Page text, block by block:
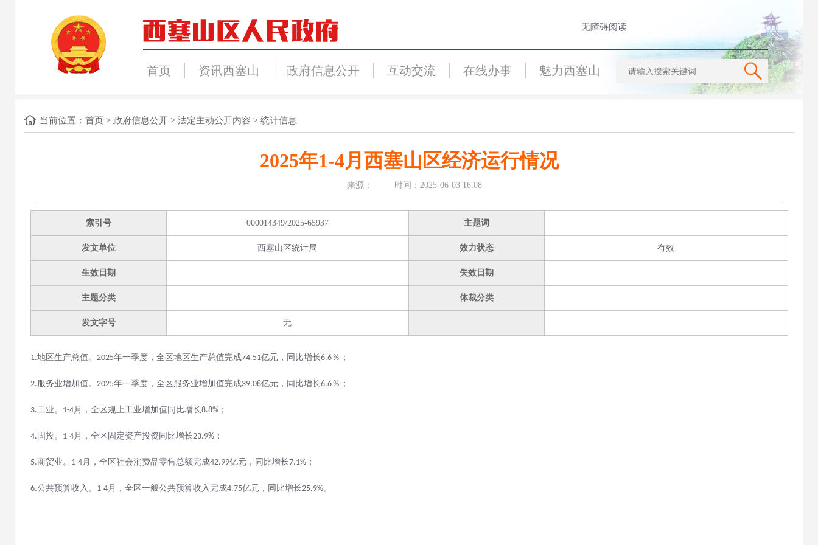
无障碍阅读
首页 资讯西塞山 政府信息公开 互动交流 在线办事 魅力西塞山
当前位置： 首页> 政府信息公开> 法定主动公开内容 > 统计信息
2025年1-4月西塞山区经济运行情况
来源： 时间：2025-06-03 16:08
索引号 000014349/2025-65937 主题词
发文单位 西塞山区统计局 效力状态 有效
生效日期 失效日期
主题分类 体裁分类
发文字号 无
1.地区生产总值。 2025年一季度，全区地区生产总值完成74.51亿元，同比增长6.6％；
2.服务业增加值。 2025年一季度，全区服务业增加值完成39.08亿元，同比增长6.6％；
3.工业。 1-4月，全区规上工业增加值同比增长8.8%；
4. 固投。 1-4月，全区固定资产投资同比增长23.9%；
5.商贸业。 1-4月，全区社会消费品零售总额完成42.99亿元，同比增长7.1%；
6.公共预算收入。 1-4月，全区一般公共预算收入完成4.75亿元，同比增长25.9%。